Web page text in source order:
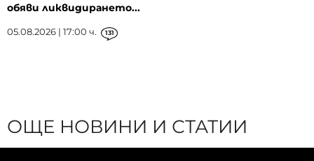
обяви ликвидирането...
05.08.2026 | 17:00 ч. 131
ОЩЕ НОВИНИ И СТАТИИ